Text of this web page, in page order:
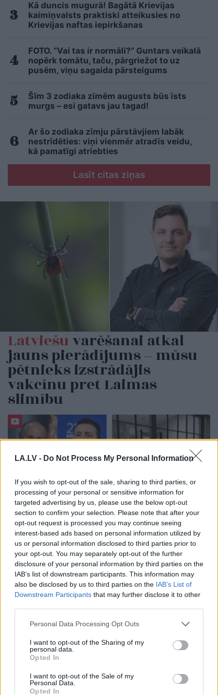
LA.LV - Do Not Process My Personal Information
If you wish to opt-out of the sale, sharing to third parties, or
processing of your personal or sensitive information for
targeted advertising by us, please use the below opt-out
section to confirm your selection. Please note that after your
opt-out request is processed you may continue seeing
interest-based ads based on personal information utilized by
us or personal information disclosed to third parties prior to
your opt-out. You may separately opt-out of the further
disclosure of your personal information by third parties on the
IAB’s list of downstream participants. This information may
also be disclosed by us to third parties on the IAB’s List of
Downstream Participants that may further disclose it to other
Please note that this website/app uses one or more Google
not limited to your visit or usage behaviour. You may click to
grant or deny consent to Google and its third-party tags to
use your data for below specified purposes in below Google
consent section.
Personal Data Processing Opt Outs
I want to opt-out of the Sharing of my
personal data.
Opted In
I want to opt-out of the Sale of my
Personal Data.
Opted In
Kā duncis mugurā! Bagātā Krievijas
kaimiņvalsts praktiski atteikusies no
Krievijas naftas iepirkšanas
FOTO. “Vai tas ir normāli?” Guntars veikalā
nopērk tomātu, taču, pārgriežot to uz
pusēm, viņu sagaida pārsteigums
Šīm 3 zodiaka zīmēm augusts būs īsts
murgs – esi gatavs jau tagad!
Ar šo zodiaka zīmju pārstāvjiem labāk
nestrīdēties: viņi vienmēr atradīs veidu,
kā pamatīgi atriebties
Lasīt citas ziņas
Latviešuvarēšanai atkal
jauns pierādījums – mūsu
pētnieks izstrādājis
vakcīnu pret Laimas
slimību
Zelenskisgatavs
“sarežģītām sarunām”
ar Putinu; Slaidiņš
pasaka, kas visu varētu
izšķirt
Traģēdija,kas pirms
septiņiem gadiem
satricināja Latviju:
mājdzemdību lietā
stājies spēkā
cietumsods